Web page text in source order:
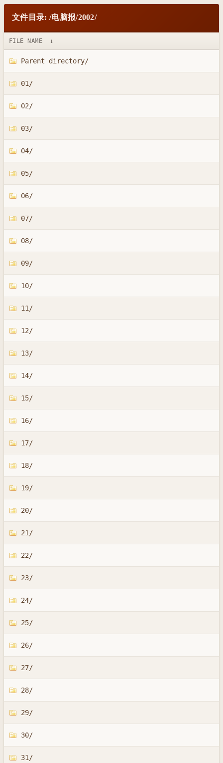
文件目录: /电脑报/2002/
FILE NAME ↓
Parent directory/
01/
02/
03/
04/
05/
06/
07/
08/
09/
10/
11/
12/
13/
14/
15/
16/
17/
18/
19/
20/
21/
22/
23/
24/
25/
26/
27/
28/
29/
30/
31/